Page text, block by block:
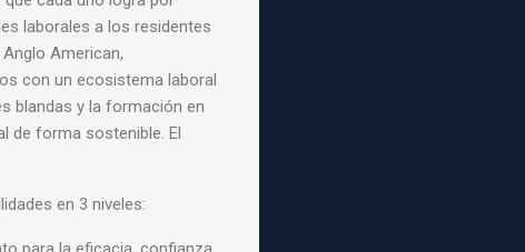
laborales a los residentes
American,
con un ecosistema laboral
blandas y la formación en
de forma sostenible. El
en 3 niveles: